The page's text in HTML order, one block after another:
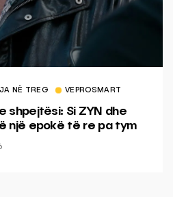
NË TREG VEPROSMART
shpejtësi: Si ZYN dhe
një epokë të re pa tym